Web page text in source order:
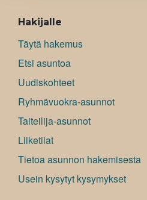
ALAVALIKKO
Hakijalle
Täytä hakemus
Etsi asuntoa
Uudiskohteet
Ryhmävuokra-asunnot
Taiteilija-asunnot
Liiketilat
Tietoa asunnon hakemisesta
Usein kysytyt kysymykset